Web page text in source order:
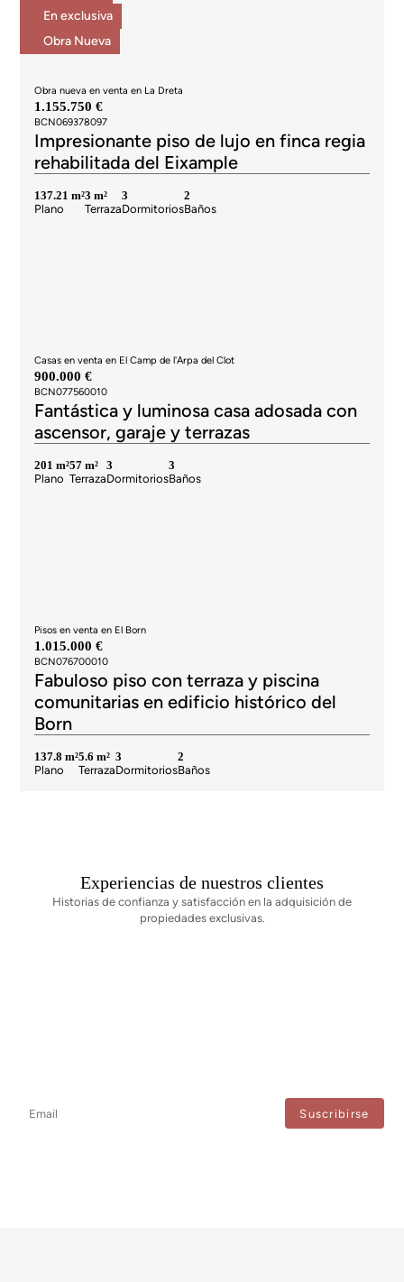
En exclusiva
Obra Nueva
Obra nueva en venta en La Dreta
1.155.750 €
BCN069378097
Impresionante piso de lujo en finca regia
rehabilitada del Eixample
137.21 m²
Plano
3 m²
Terraza
3
Dormitorios
2
Baños
Casas en venta en El Camp de l'Arpa del Clot
900.000 €
BCN077560010
Fantástica y luminosa casa adosada con
ascensor, garaje y terrazas
201 m²
Plano
57 m²
Terraza
3
Dormitorios
3
Baños
Pisos en venta en El Born
1.015.000 €
BCN076700010
Fabuloso piso con terraza y piscina
comunitarias en edificio histórico del
Born
137.8 m²
Plano
5.6 m²
Terraza
3
Dormitorios
2
Baños
Experiencias de nuestros clientes
Historias de confianza y satisfacción en la adquisición de
propiedades exclusivas.